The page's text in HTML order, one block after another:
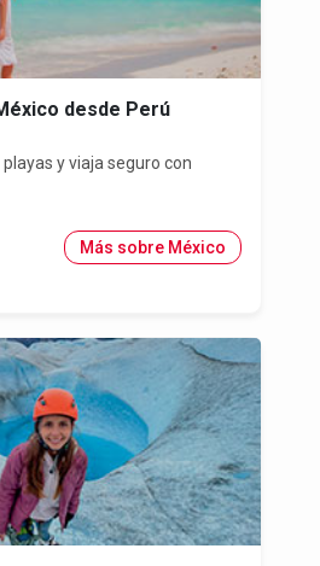
desde Perú
y viaja seguro con
Más sobre México